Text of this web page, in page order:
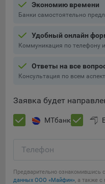
Экономию времени
Банки самостоятельно
Удобный онлайн
Коммуникация по телефону
Ответы на все
Консультация по всем
Заявка будет
МТбанк
Телефон
Предварительно ознакомившись с
данных ООО «Майфин», а также